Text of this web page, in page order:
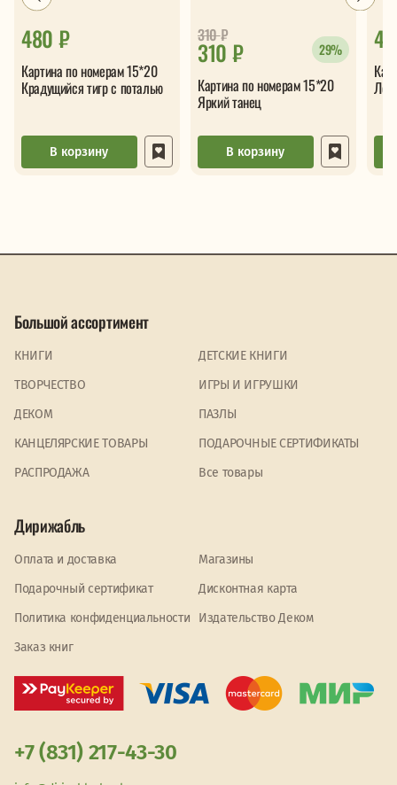
480 ₽
Картина по номерам 15*20
Крадущийся тигр с поталью
В корзину
310 ₽
310₽
29%
Картина по номерам 15*20
Яркий танец
В корзину
Большой ассортимент
КНИГИ
ДЕТСКИЕ КНИГИ
ТВОРЧЕСТВО
ИГРЫ И ИГРУШКИ
ДЕКОМ
ПАЗЛЫ
КАНЦЕЛЯРСКИЕ ТОВАРЫ
ПОДАРОЧНЫЕ СЕРТИФИКАТЫ
PАСПРОДАЖА
Все товары
Дирижабль
Оплата и доставка
Магазины
Подарочный сертификат
Дисконтная карта
Политика конфиденциальности
Издательство Деком
Заказ книг
+7 (831) 217-43-30